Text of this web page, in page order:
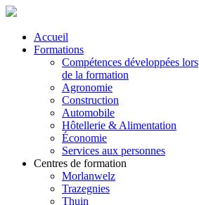
Accueil
Formations
Compétences développées lors
de la formation
Agronomie
Construction
Automobile
Hôtellerie & Alimentation
Économie
Services aux personnes
Centres de formation
Morlanwelz
Trazegnies
Thuin